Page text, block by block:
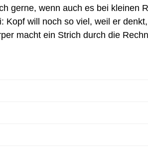
gerne, wenn auch es bei kleinen
Kopf will noch so viel, weil er
macht ein Strich durch die